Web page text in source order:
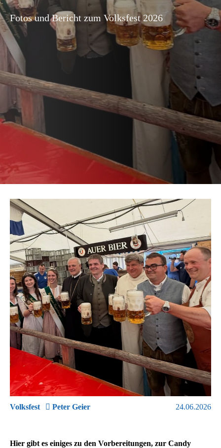
Fotos und Bericht zum Volksfest 2026
Volksfest Peter Geier 24.06.2026
Hier gibt es einiges zu den Vorbereitungen, zur Candy